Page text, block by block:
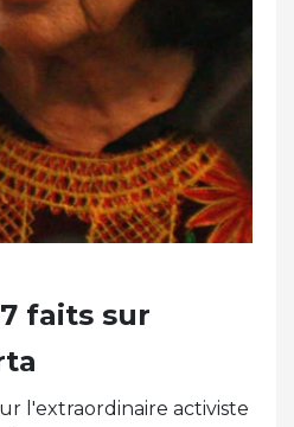
faits sur
l'extraordinaire activiste